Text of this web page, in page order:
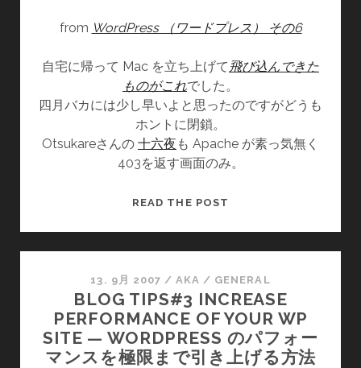
from WordPress （ワードプレス） その6
自宅に帰って Mac を立ち上げて 飛び込んできた
ものがこれでした。
四月バカには少し早いよと思ったのですがどうも
ホントに閉鎖。
Otsukareさんの 十六夜 も Apache が素っ気無く
403を返す画面のみ。
READ THE POST
13. 9月 2007 /AKA / GENERAL
BLOG TIPS#3 INCREASE
PERFORMANCE OF YOUR WP
SITE — WORDPRESS のパフォー
マンスを極限まで引き上げる方法